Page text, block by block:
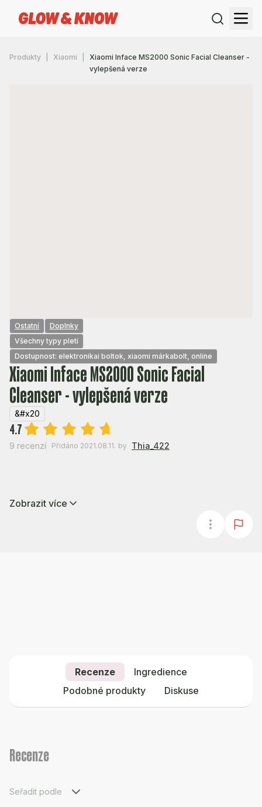
Produkty Xiaomi
Xiaomi Inface MS2000 Sonic Facial Cleanser -
vylepšená verze
Ostatní
Doplnky
Všechny typy pleti
Dostupnost: elektronikai boltok, xiaomi márkabolt, online
Xiaomi Inface MS2000 Sonic Facial
Cleanser - vylepšená verze
&#x20
4.7
9 recenzí Přidáno 2021.08.11. by Thia_422
Zobrazit více
Recenze
Ingredience
Podobné produkty
Diskuse
Recenze
Seřadit podle